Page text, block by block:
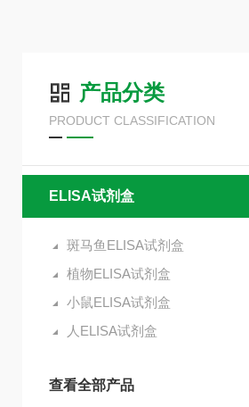
产品分类
PRODUCT CLASSIFICATION
ELISA试剂盒
斑马鱼ELISA试剂盒
植物ELISA试剂盒
小鼠ELISA试剂盒
人ELISA试剂盒
查看全部产品